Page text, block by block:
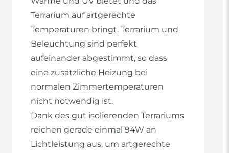
Terrarium auf artgerechte
Temperaturen bringt. Terrarium und
Beleuchtung sind perfekt
aufeinander abgestimmt, so dass
eine zusätzliche Heizung bei
normalen Zimmertemperaturen
nicht notwendig ist.
Dank des gut isolierenden Terrariums
reichen gerade einmal 94W an
Lichtleistung aus, um artgerechte